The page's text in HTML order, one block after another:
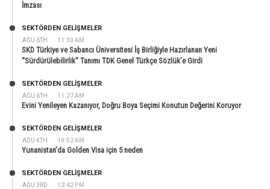
İmzası
AĞU 6TH 11:30 AM
SEKTÖRDEN GELIŞMELER
SKD Türkiye ve Sabancı Üniversitesi İş Birliğiyle Hazırlanan Yeni
“Sürdürülebilirlik” Tanımı TDK Genel Türkçe Sözlük’e Girdi
AĞU 6TH 11:27 AM
SEKTÖRDEN GELIŞMELER
Evini Yenileyen Kazanıyor, Doğru Boya Seçimi Konutun Değerini Koruyor
AĞU 4TH 10:52 AM
SEKTÖRDEN GELIŞMELER
Yunanistan’da Golden Visa için 5 neden
AĞU 3RD 12:42 PM
SEKTÖRDEN GELIŞMELER